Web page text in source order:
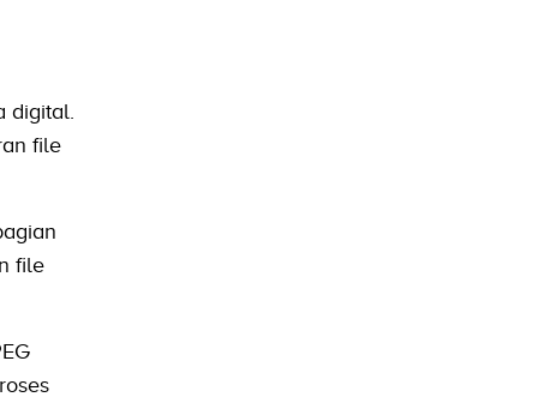
digital.
file
file